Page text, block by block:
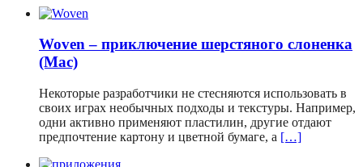
Woven – приключение шерстяного слоненка
(Mac)
Некоторые разработчики не стесняются использовать в
своих играх необычных подходы и текстуры. Например,
одни активно применяют пластилин, другие отдают
предпочтение картону и цветной бумаге, а […]